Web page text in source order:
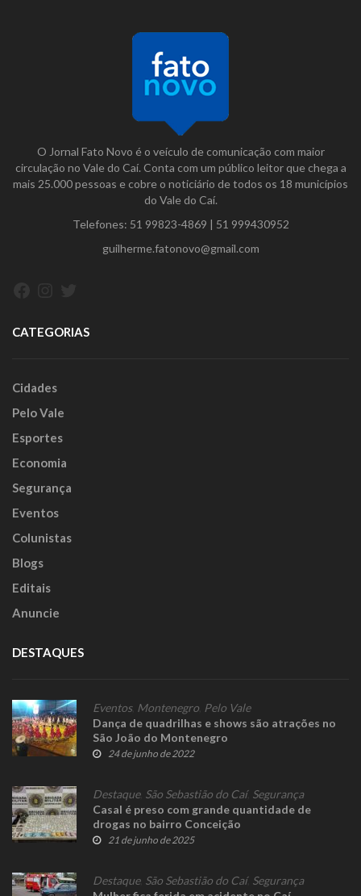
O Jornal Fato Novo é o veículo de comunicação com maior
circulação no Vale do Caí. Conta com um público leitor que chega a
mais 25.000 pessoas e cobre o noticiário de todos os 18 municípios
do Vale do Caí.
Telefones: 51 99823-4869 | 51 999430952
guilherme.fatonovo@gmail.com
CATEGORIAS
Cidades
Pelo Vale
Esportes
Economia
Segurança
Eventos
Colunistas
Blogs
Editais
Anuncie
DESTAQUES
Eventos, Montenegro Pelo Vale
Dança de quadrilhas e shows são atrações no
São João do Montenegro
24 de junho de 2022
Destaque, São Sebastião do Caí, Segurança
Casal é preso com grande quantidade de
drogas no bairro Conceição
21 de junho de 2025
Destaque, São Sebastião do Caí, Segurança